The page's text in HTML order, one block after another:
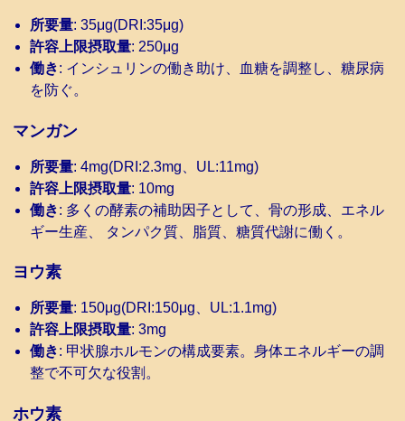
所要量: 35μg(DRI:35μg)
許容上限摂取量: 250μg
働き: インシュリンの働き助け、血糖を調整し、糖尿病
を防ぐ。
マンガン
所要量: 4mg(DRI:2.3mg、UL:11mg)
許容上限摂取量: 10mg
働き: 多くの酵素の補助因子として、骨の形成、エネル
ギー生産、 タンパク質、脂質、糖質代謝に働く。
ヨウ素
所要量: 150μg(DRI:150μg、UL:1.1mg)
許容上限摂取量: 3mg
働き: 甲状腺ホルモンの構成要素。身体エネルギーの調
整で不可欠な役割。
ホウ素